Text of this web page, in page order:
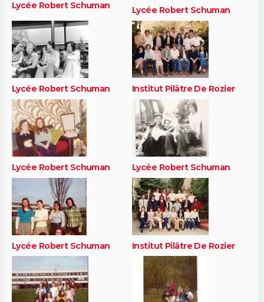
Lycée Robert Schuman Lycée Robert Schuman
Lycée Robert Schuman Institut Pilâtre De Rozier
Lycée Robert Schuman Lycée Robert Schuman
Lycée Robert Schuman Institut Pilâtre De Rozier